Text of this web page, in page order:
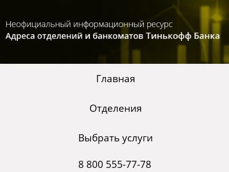
Главная
Отделения
Выбрать услуги
8 800 555-77-78